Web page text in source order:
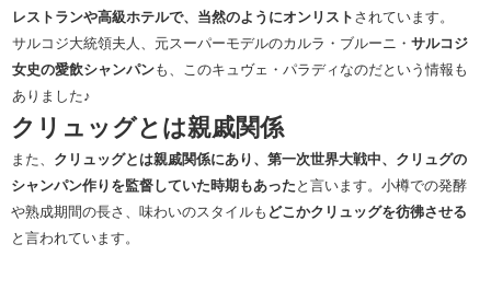
レストランや高級ホテルで、当然のようにオンリスト されています。
サルコジ大統領夫人、元スーパーモデルのカルラ・ブルーニ・ サルコジ
女史の愛飲シャンパンも、このキュヴェ・パラディなのだという情報も
ありました♪
クリュッグとは親戚関係
また、 クリュッグとは親戚関係にあり、第一次世界大戦中、クリュグの
シャンパン作りを監督していた時期もあった と言います。小樽での発酵
や熟成期間の長さ、味わいのスタイルも どこかクリュッグを彷彿させる
と言われています。